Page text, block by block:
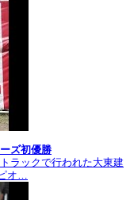
ズ初優勝
ラックで行われた大東建
オ…